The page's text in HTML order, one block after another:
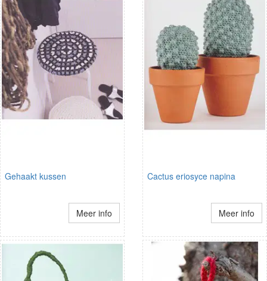
Gehaakt kussen
Meer info
Cactus eriosyce napina
Meer info